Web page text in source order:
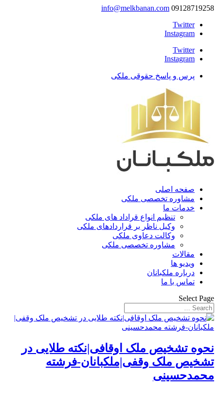
09128719258
info@melkbanan.com
Twitter
Instagram
Twitter
Instagram
پرس و پاسخ حقوقی ملکی
صفحه اصلی
مشاوره تخصصی ملکی
خدمات ما
تنظیم انواع قراداد های ملکی
وکیل ناظر بر قراردادهای ملکی
وکالت دعاوی ملکی
مشاوره تخصصی ملکی
مقالات
ویدیو ها
درباره ملکبانان
تماس با ما
Select Page
نحوه تشخیص ملک اوقافی|نکته طلایی در
تشخیص ملک وقفی|ملکبانان-فرشته
محمدحسینی